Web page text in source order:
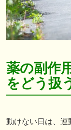
薬の副作
をどう扱
動けない日は、運